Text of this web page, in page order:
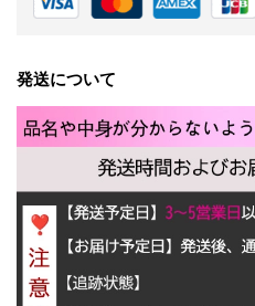
発送について